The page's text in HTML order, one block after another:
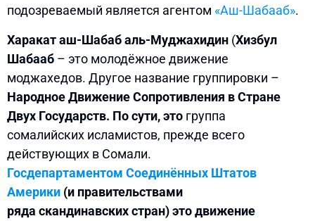
подозреваемый является агентом «Аш-Шабааб».
Харакат аш-Шабаб аль-Муджахидин (Хизбул
Шабааб – это молодёжное движение
моджахедов. Другое название группировки –
Народное Движение Сопротивления в Стране
Двух Государств. По сути, это группа
сомалийских исламистов, прежде всего
действующих в Сомали.
Госдепартаментом Соединённых Штатов
Америки (и правительствами
ряда скандинавских стран) это движение